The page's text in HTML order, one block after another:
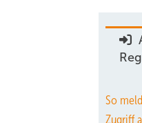
So
Zugriff